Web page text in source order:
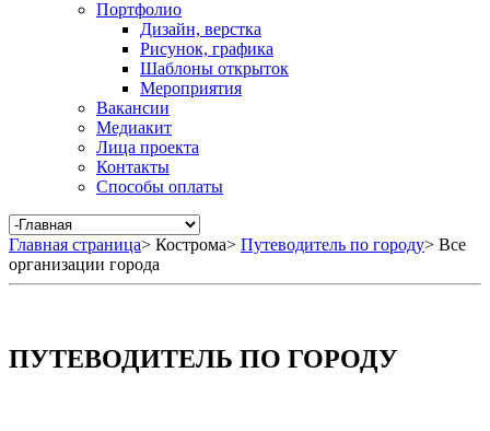
Портфолио
Дизайн, верстка
Рисунок, графика
Шаблоны открыток
Мероприятия
Вакансии
Медиакит
Лица проекта
Контакты
Способы оплаты
Главная страница> Кострома> Путеводитель по городу> Все
организации города
ПУТЕВОДИТЕЛЬ ПО ГОРОДУ